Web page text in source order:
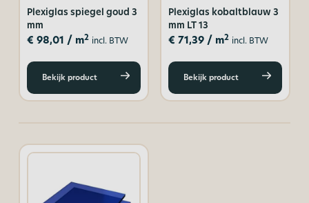
Plexiglas spiegel goud 3
mm
€ 98,01 / m2 incl. BTW
Bekijk product
Plexiglas kobaltblauw 3
mm LT 13
€ 71,39/ m2 incl. BTW
Bekijk product